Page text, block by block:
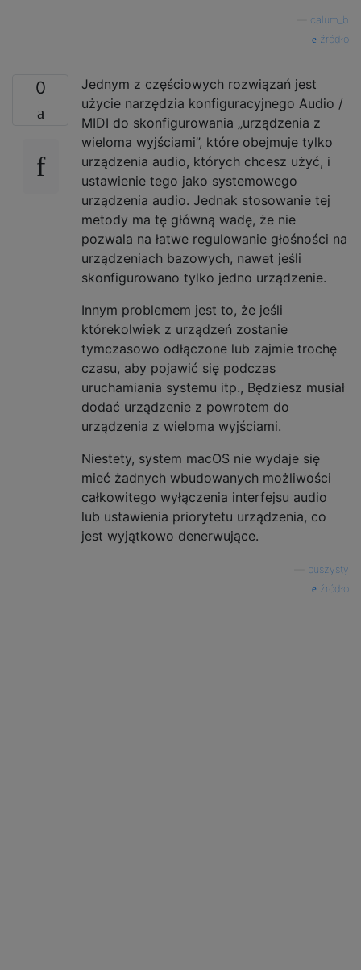
calum_b
źródło
0
Jednym z częściowych rozwiązań jest
użycie narzędzia konfiguracyjnego Audio /
MIDI do skonfigurowania „urządzenia z
wieloma wyjściami”, które obejmuje tylko
urządzenia audio, których chcesz użyć, i
ustawienie tego jako systemowego
urządzenia audio. Jednak stosowanie tej
metody ma tę główną wadę, że nie
pozwala na łatwe regulowanie głośności na
urządzeniach bazowych, nawet jeśli
skonfigurowano tylko jedno urządzenie.
Innym problemem jest to, że jeśli
którekolwiek z urządzeń zostanie
tymczasowo odłączone lub zajmie trochę
czasu, aby pojawić się podczas
uruchamiania systemu itp., Będziesz musiał
dodać urządzenie z powrotem do
urządzenia z wieloma wyjściami.
Niestety, system macOS nie wydaje się
mieć żadnych wbudowanych możliwości
całkowitego wyłączenia interfejsu audio
lub ustawienia priorytetu urządzenia, co
jest wyjątkowo denerwujące.
puszysty
źródło